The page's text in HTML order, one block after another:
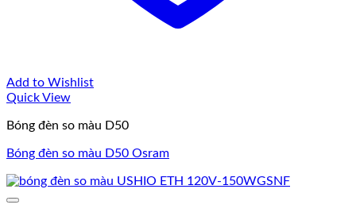
Add to Wishlist
Quick View
Bóng đèn so màu D50
Bóng đèn so màu D50 Osram